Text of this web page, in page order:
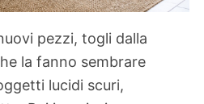
pezzi, togli dalla
la fanno sembrare
lucidi scuri,